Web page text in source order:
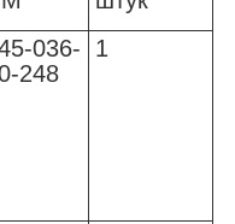
036-
248
1